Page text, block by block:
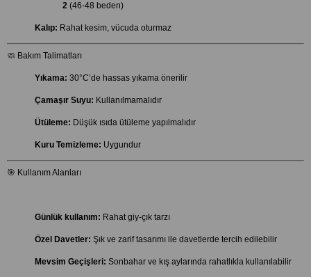
2 (46-48 beden)
Kalıp: Rahat kesim, vücuda oturmaz
🧼 Bakım Talimatları
Yıkama: 30°C’de hassas yıkama önerilir
Çamaşır Suyu: Kullanılmamalıdır
Ütüleme: Düşük ısıda ütüleme yapılmalıdır
Kuru Temizleme: Uygundur
🎯 Kullanım Alanları
Günlük kullanım: Rahat giy-çık tarzı
Özel Davetler: Şık ve zarif tasarımı ile davetlerde tercih edilebilir
Mevsim Geçişleri: Sonbahar ve kış aylarında rahatlıkla kullanılabilir